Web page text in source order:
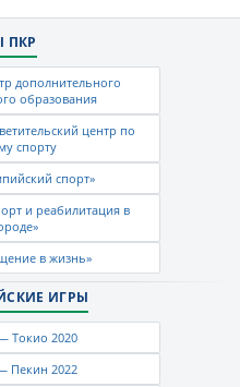
ПКР
дополнительного
образования
центр по
спорту
спорт»
и реабилитация в
в жизнь»
ИГРЫ
Токио 2020
Пекин 2022